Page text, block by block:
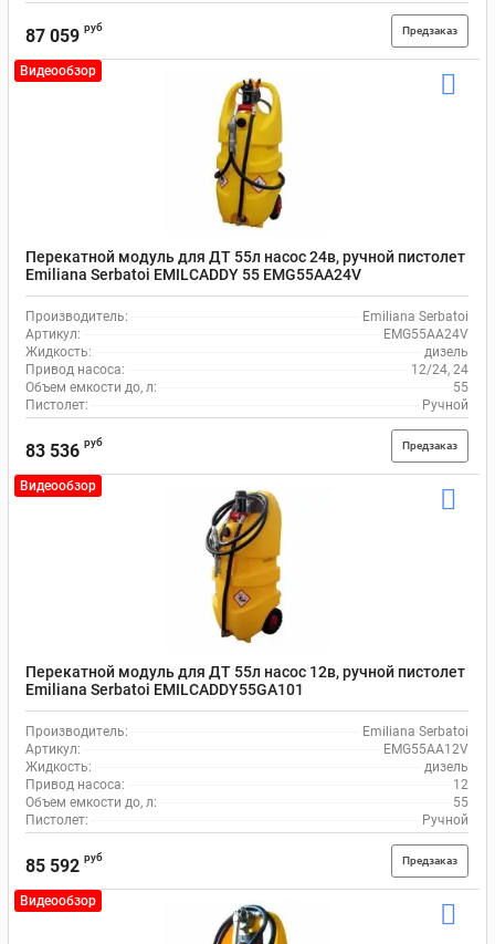
87 059 руб Предзаказ
Видеообзор
Перекатной модуль для ДТ 55л насос 24в, ручной пистолет
Emiliana Serbatoi EMILCADDY 55 EMG55AA24V
Производитель:
Emiliana Serbatoi
Артикул:
EMG55AA24V
Жидкость:
дизель
Привод насоса:
12/24, 24
Объем емкости до, л:
55
Пистолет:
Ручной
83 536 руб Предзаказ
Видеообзор
Перекатной модуль для ДТ 55л насос 12в, ручной пистолет
Emiliana Serbatoi EMILCADDY55GA101
Производитель:
Emiliana Serbatoi
Артикул:
EMG55AA12V
Жидкость:
дизель
Привод насоса:
12
Объем емкости до, л:
55
Пистолет:
Ручной
85 592 руб Предзаказ
Видеообзор